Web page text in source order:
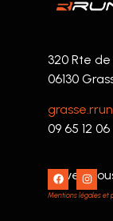
320 Rte
06130
09 65 12 06
Suivez
Mentions légales et